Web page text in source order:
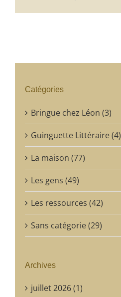
Catégories
Bringue chez Léon (3)
Guinguette Littéraire (4)
La maison (77)
Les gens (49)
Les ressources (42)
Sans catégorie (29)
Archives
juillet 2026 (1)